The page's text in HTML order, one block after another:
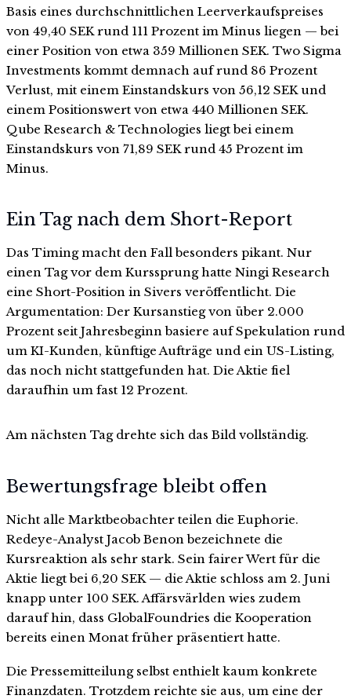
Basis eines durchschnittlichen Leerverkaufspreises
von 49,40 SEK rund 111 Prozent im Minus liegen — bei
einer Position von etwa 359 Millionen SEK. Two Sigma
Investments kommt demnach auf rund 86 Prozent
Verlust, mit einem Einstandskurs von 56,12 SEK und
einem Positionswert von etwa 440 Millionen SEK.
Qube Research & Technologies liegt bei einem
Einstandskurs von 71,89 SEK rund 45 Prozent im
Minus.
Ein Tag nach dem Short-Report
Das Timing macht den Fall besonders pikant. Nur
einen Tag vor dem Kurssprung hatte Ningi Research
eine Short-Position in Sivers veröffentlicht. Die
Argumentation: Der Kursanstieg von über 2.000
Prozent seit Jahresbeginn basiere auf Spekulation rund
um KI-Kunden, künftige Aufträge und ein US-Listing,
das noch nicht stattgefunden hat. Die Aktie fiel
daraufhin um fast 12 Prozent.
Am nächsten Tag drehte sich das Bild vollständig.
Bewertungsfrage bleibt offen
Nicht alle Marktbeobachter teilen die Euphorie.
Redeye-Analyst Jacob Benon bezeichnete die
Kursreaktion als sehr stark. Sein fairer Wert für die
Aktie liegt bei 6,20 SEK — die Aktie schloss am 2. Juni
knapp unter 100 SEK. Affärsvärlden wies zudem
darauf hin, dass GlobalFoundries die Kooperation
bereits einen Monat früher präsentiert hatte.
Die Pressemitteilung selbst enthielt kaum konkrete
Finanzdaten. Trotzdem reichte sie aus, um eine der